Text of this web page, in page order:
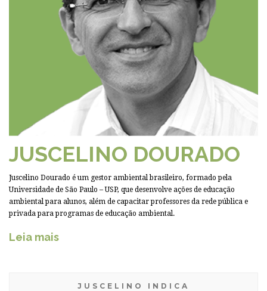
JUSCELINO DOURADO
Juscelino Dourado é um gestor ambiental brasileiro, formado pela
Universidade de São Paulo – USP, que desenvolve ações de educação
ambiental para alunos, além de capacitar professores da rede pública e
privada para programas de educação ambiental.
Leia mais
JUSCELINO INDICA